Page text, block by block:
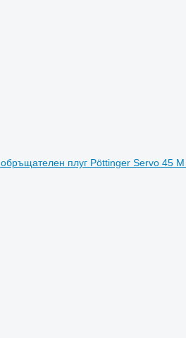
обръщателен плуг Pöttinger Servo 45